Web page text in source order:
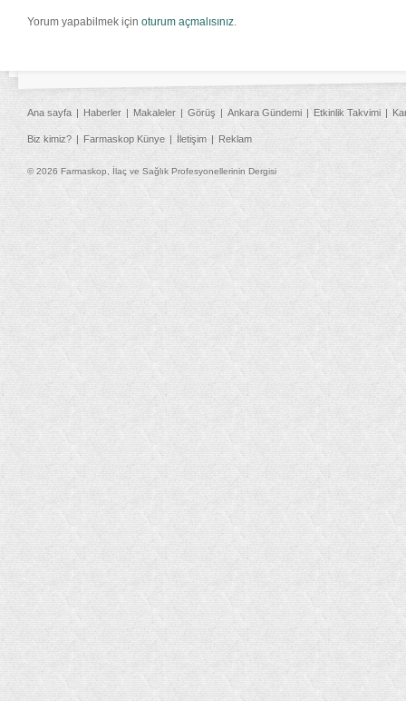
Yorum yapabilmek için oturum açmalısınız.
Ana sayfa Haberler Makaleler Görüş Ankara Gündemi Etkinlik Takvimi
Biz kimiz? Farmaskop Künye İletişim Reklam
© 2026 Farmaskop, İlaç ve Sağlık Profesyonellerinin Dergisi